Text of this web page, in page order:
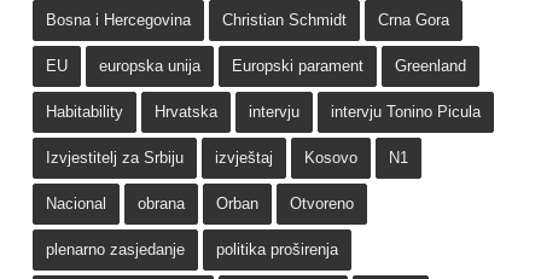
Bosna i Hercegovina Christian Schmidt Crna Gora
EU europska unija Europski parament Greenland
Habitability Hrvatska intervju intervju Tonino Picula
Izvjestitelj za Srbiju izvještaj Kosovo N1
Nacional obrana Orban Otvoreno
plenarno zasjedanje politika proširenja